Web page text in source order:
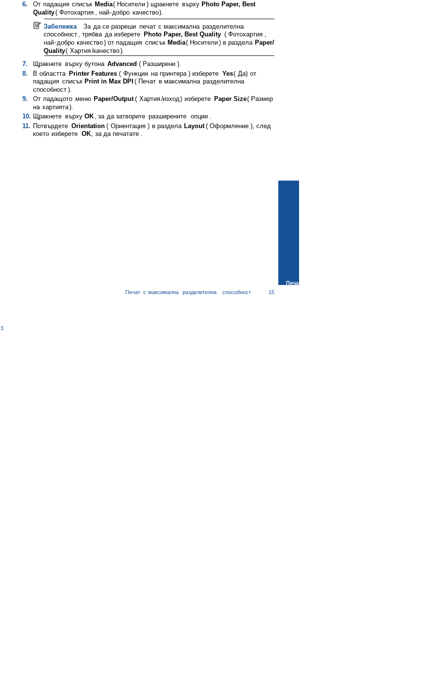
6.
От падащия списък Media( Носители ) щракнете върху Photo Paper, Best
Quality( Фотохартия , най-добро качество).
Забележка
За да се разреши печат с максимална разделителна
способност , трябва да изберете Photo Paper, Best Quality ( Фотохартия ,
най-добро качество) от падащия списък Media( Носители) в раздела Paper/
Quality( Хартия/качество).
7.
Щракнете върху бутона Advanced ( Разширени ).
8.
В областта Printer Features ( Функции на принтера ) изберете Yes( Да) от
падащия списък Print in Max DPI ( Печат в максимална разделителна
способност ).
9.
От падащото меню Paper/Output ( Хартия/изход) изберете Paper Size( Размер
на хартията).
10. Щракнете върху OK , за да затворите разширените опции .
11. Потвърдете Orientation ( Ориентация ) в раздела Layout ( Оформление ), след
което изберете OK, за да печатате .
Печат с максимална разделителна способност 15
Печат
3